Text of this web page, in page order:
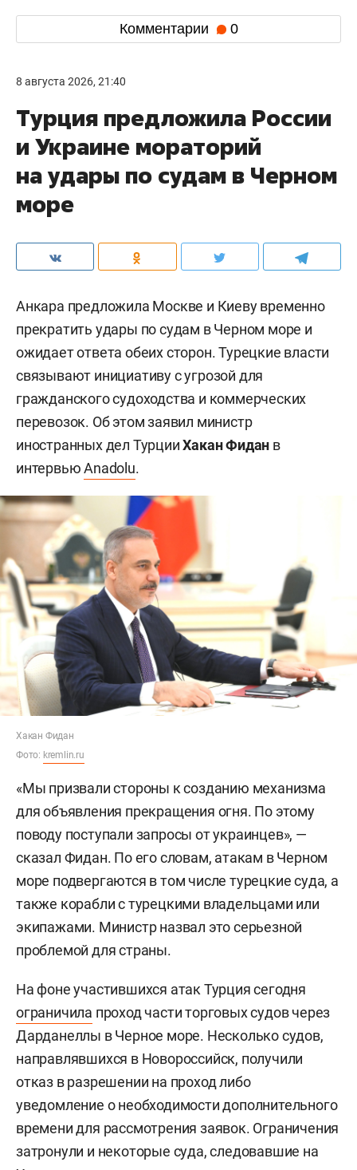
Комментарии 0
8 августа 2026, 21:40
Турция предложила России
и Украине мораторий
на удары по судам в Черном
море
Анкара предложила Москве и Киеву временно
прекратить удары по судам в Черном море и
ожидает ответа обеих сторон. Турецкие власти
связывают инициативу с угрозой для
гражданского судоходства и коммерческих
перевозок. Об этом заявил министр
иностранных дел ТурцииХакан Фидан в
интервьюAnadolu.
Хакан Фидан
Фото: kremlin.ru
«Мы призвали стороны к созданию механизма
для объявления прекращения огня. По этому
поводу поступали запросы от украинцев», —
сказал Фидан. По его словам, атакам в Черном
море подвергаются в том числе турецкие суда, а
также корабли с турецкими владельцами или
экипажами. Министр назвал это серьезной
проблемой для страны.
На фоне участившихся атак Турция сегодня
ограничила проход части торговых судов через
Дарданеллы в Черное море. Несколько судов,
направлявшихся в Новороссийск, получили
отказ в разрешении на проход либо
уведомление о необходимости дополнительного
времени для рассмотрения заявок. Ограничения
затронули и некоторые суда, следовавшие на